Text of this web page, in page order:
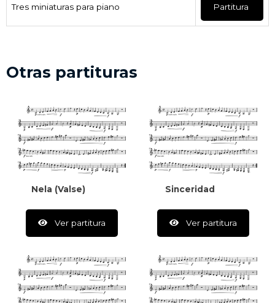
Tres miniaturas para piano
Partitura
Otras partituras
Nela (Valse)
Ver partitura
Sinceridad
Ver partitura